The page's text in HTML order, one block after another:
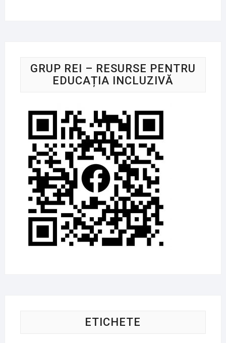
GRUP REI – RESURSE PENTRU
EDUCAȚIA INCLUZIVĂ
ETICHETE